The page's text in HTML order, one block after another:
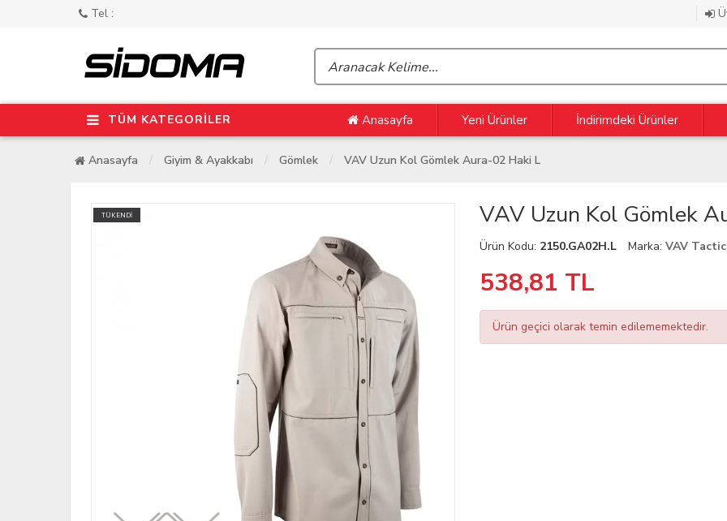
Tel :
TÜM KATEGORİLER Anasayfa Yeni Ürünler İndirimdeki Ürünler
Anasayfa Giyim & Ayakkabı Gömlek VAV Uzun Kol Gömlek Aura-02 Haki L
TÜKENDİ VAV Uzun Kol Gömlek
Ürün Kodu: 2150.GA02H.L Marka:VAV
538,81 TL
Ürün geçici olarak temin edilememektedir.